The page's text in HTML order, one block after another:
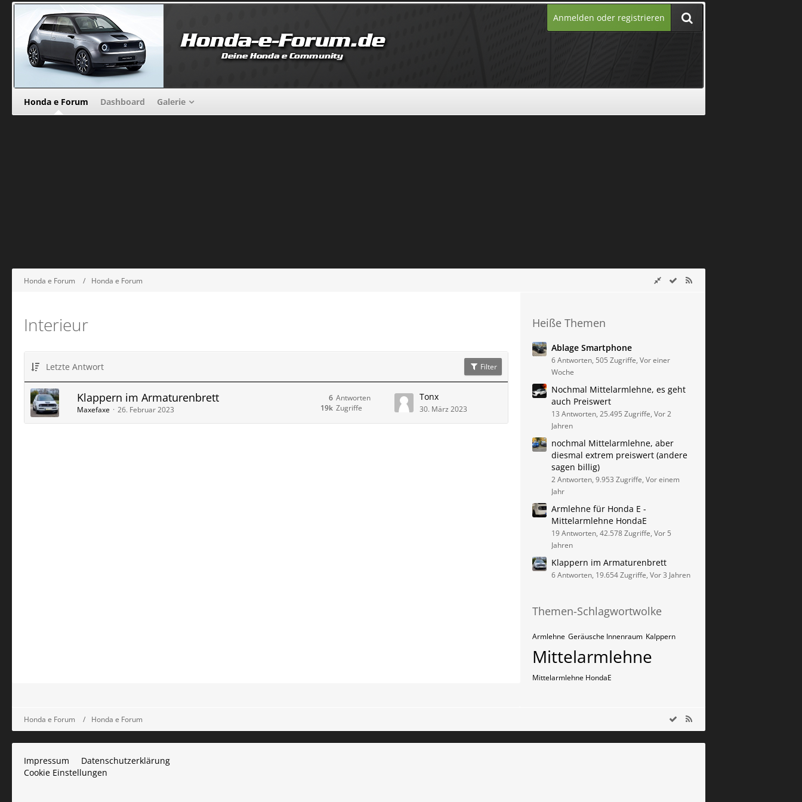
Anmelden oder registrieren
Honda e Forum Dashboard Galerie
Honda e Forum Honda e Forum
Interieur
Letzte Antwort Filter
Klappern im Armaturenbrett
Maxefaxe 26. Februar 2023
Antworten
6
Zugriffe
19k
Tonx
30. März 2023
Heiße Themen
Ablage Smartphone
6 Antworten, 505 Zugriffe, Vor einer
Woche
Nochmal Mittelarmlehne, es geht
auch Preiswert
13 Antworten, 25.495 Zugriffe, Vor 2
Jahren
nochmal Mittelarmlehne, aber
diesmal extrem preiswert (andere
sagen billig)
2 Antworten, 9.953 Zugriffe, Vor einem
Jahr
Armlehne für Honda E -
Mittelarmlehne HondaE
19 Antworten, 42.578 Zugriffe, Vor 5
Jahren
Klappern im Armaturenbrett
6 Antworten, 19.654 Zugriffe, Vor 3 Jahren
Themen-Schlagwortwolke
Armlehne Geräusche Innenraum Kalppern
Mittelarmlehne
Mittelarmlehne HondaE
Honda e Forum Honda e Forum
Impressum
Datenschutzerklärung
Cookie Einstellungen